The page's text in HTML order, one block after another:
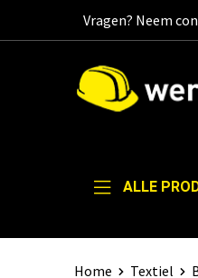
Vragen? Neem
ALLE
Home Textiel